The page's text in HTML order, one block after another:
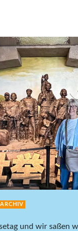
und wir saßen